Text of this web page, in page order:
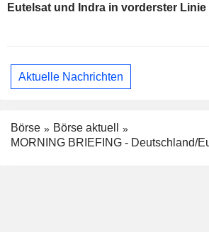
Eutelsat und Indra in vorderster Linie
Aktuelle Nachrichten
Börse
Börse aktuell
MORNING BRIEFING - Deutschland/